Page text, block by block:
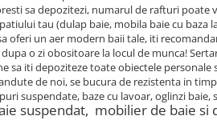
sa depozitezi, numarul de rafturi poate
tau (dulap baie, mobila baie cu baza
oferi un aer modern baii tale, iti
o zi obositoare la locul de munca!
sa iti depoziteze toate obiectele personale
de noi, se bucura de rezistenta in
suspendate, baze cu lavoar, oglinzi baie,
suspendat, mobilier de baie si